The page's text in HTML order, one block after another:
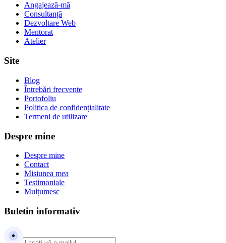
Angajează-mă
Consultanță
Dezvoltare Web
Mentorat
Atelier
Site
Blog
Întrebări frecvente
Portofoliu
Politica de confidențialitate
Termeni de utilizare
Despre mine
Despre mine
Contact
Misiunea mea
Testimoniale
Mulțumesc
Buletin informativ